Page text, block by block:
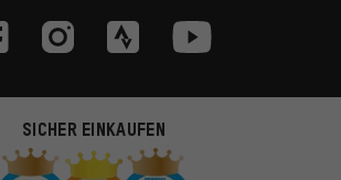
SICHER EINKAUFEN